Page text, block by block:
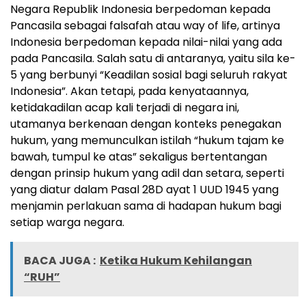
Negara Republik Indonesia berpedoman kepada
Pancasila sebagai falsafah atau way of life, artinya
Indonesia berpedoman kepada nilai-nilai yang ada
pada Pancasila. Salah satu di antaranya, yaitu sila ke-
5 yang berbunyi “Keadilan sosial bagi seluruh rakyat
Indonesia”. Akan tetapi, pada kenyataannya,
ketidakadilan acap kali terjadi di negara ini,
utamanya berkenaan dengan konteks penegakan
hukum, yang memunculkan istilah “hukum tajam ke
bawah, tumpul ke atas” sekaligus bertentangan
dengan prinsip hukum yang adil dan setara, seperti
yang diatur dalam Pasal 28D ayat 1 UUD 1945 yang
menjamin perlakuan sama di hadapan hukum bagi
setiap warga negara.
BACA JUGA : Ketika Hukum Kehilangan
“RUH”